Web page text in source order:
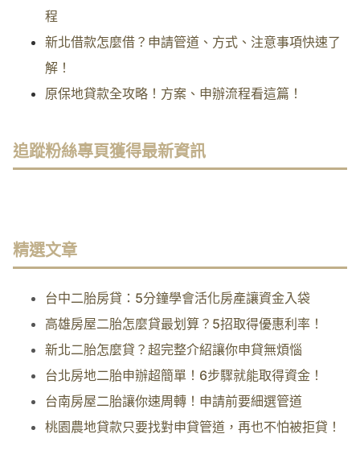
程
新北借款怎麼借？申請管道、方式、注意事項快速了
解！
原保地貸款全攻略！方案、申辦流程看這篇！
追蹤粉絲專頁獲得最新資訊
精選文章
台中二胎房貸：5分鐘學會活化房產讓資金入袋
高雄房屋二胎怎麼貸最划算？5招取得優惠利率！
新北二胎怎麼貸？超完整介紹讓你申貸無煩惱
台北房地二胎申辦超簡單！6步驟就能取得資金！
台南房屋二胎讓你速周轉！申請前要細選管道
桃園農地貸款只要找對申貸管道，再也不怕被拒貸！